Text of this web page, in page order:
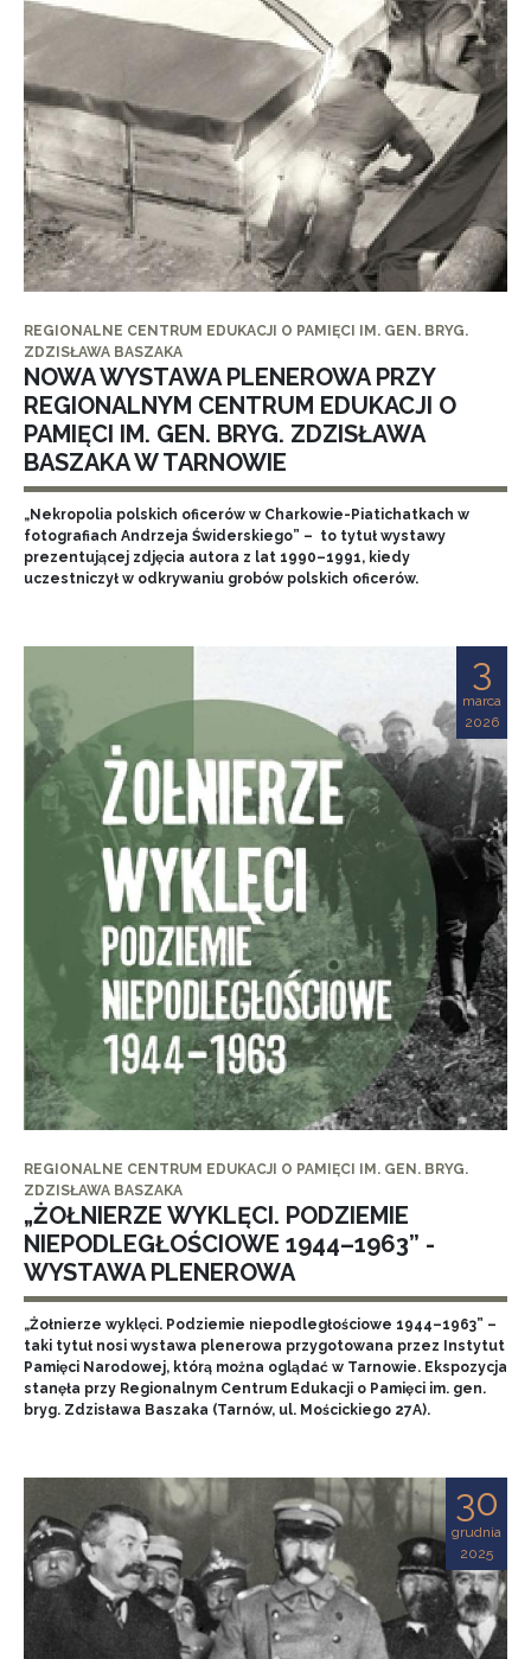
REGIONALNE CENTRUM EDUKACJI O PAMIĘCI IM. GEN. BRYG.
ZDZISŁAWA BASZAKA
NOWA WYSTAWA PLENEROWA PRZY
REGIONALNYM CENTRUM EDUKACJI O
PAMIĘCI IM. GEN. BRYG. ZDZISŁAWA
BASZAKA W TARNOWIE
„Nekropolia polskich oficerów w Charkowie-Piatichatkach w
fotografiach Andrzeja Świderskiego” – to tytuł wystawy
prezentującej zdjęcia autora z lat 1990–1991, kiedy
uczestniczył w odkrywaniu grobów polskich oficerów.
3
marca
2026
REGIONALNE CENTRUM EDUKACJI O PAMIĘCI IM. GEN. BRYG.
ZDZISŁAWA BASZAKA
„ŻOŁNIERZE WYKLĘCI. PODZIEMIE
NIEPODLEGŁOŚCIOWE 1944–1963” -
WYSTAWA PLENEROWA
„Żołnierze wyklęci. Podziemie niepodległościowe 1944–1963” –
taki tytuł nosi wystawa plenerowa przygotowana przez Instytut
Pamięci Narodowej, którą można oglądać w Tarnowie. Ekspozycja
stanęła przy Regionalnym Centrum Edukacji o Pamięci im. gen.
bryg. Zdzisława Baszaka (Tarnów, ul. Mościckiego 27A).
30
grudnia
2025